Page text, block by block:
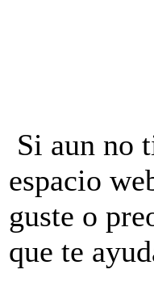
Si aun no
espacio
guste o
que te